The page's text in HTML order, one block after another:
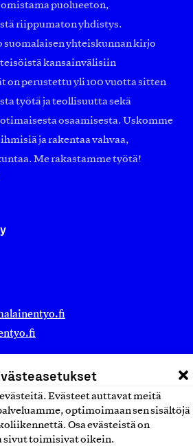
Evästeet auttavat meitä
optimoimaan sen sisältöjä
Osa evästeistä on
sivut toimisivat oikein.
puolueeton,
riippumaton yhdistys.
suomalaisen yhteiskunnan kirjo
kansainvälisiin
on perustettu yli 100 vuotta sitten
työtä ja teollisuutta sekä
osaamisesta. Uskomme
ja rakentaa vahvaa,
Me rakastamme työtä!